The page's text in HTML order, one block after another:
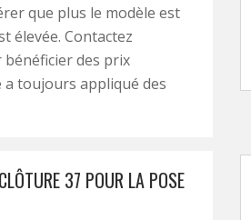
que plus le modèle est
élevée. Contactez
bénéficier des prix
toujours appliqué des
37 POUR LA POSE